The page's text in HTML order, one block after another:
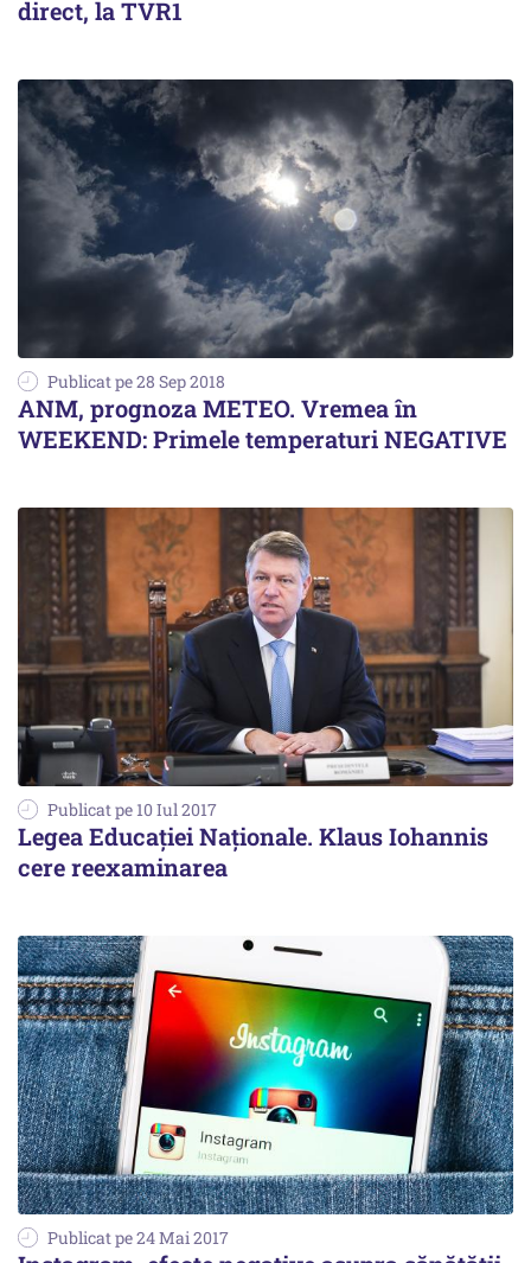
direct, la TVR1
Publicat pe 28 Sep 2018
ANM, prognoza METEO. Vremea în
WEEKEND: Primele temperaturi NEGATIVE
Publicat pe 10 Iul 2017
Legea Educației Naționale. Klaus Iohannis
cere reexaminarea
Publicat pe 24 Mai 2017